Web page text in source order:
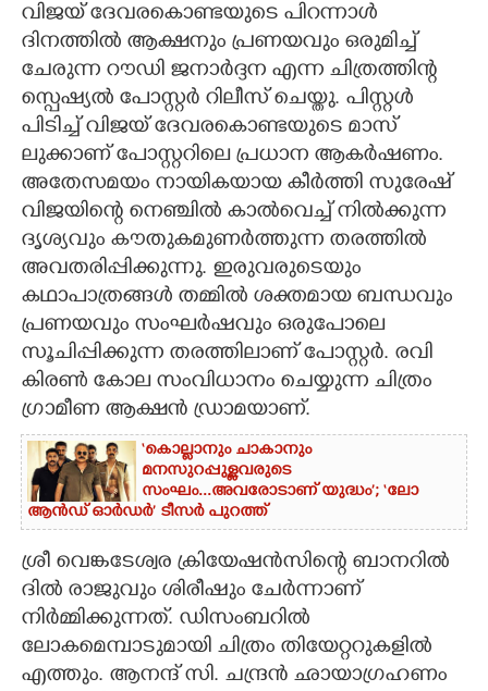
CARTOONS
LITERATURE
ZOOM
CONTACT US
വിജയ് ദേവരകൊണ്ടയുടെ പിറന്നാൾ
ദിനത്തിൽ ആക്ഷനും പ്രണയവും ഒരുമിച്ച്
ചേരുന്ന റൗഡി ജനാർദ്ദന എന്ന ചിത്രത്തിന്റ
സ്പെഷ്യൽ പോസ്റ്റർ റിലീസ് ചെയ്തു. പിസ്റ്റൾ
പിടിച്ച് വിജയ് ദേവരകൊണ്ടയുടെ മാസ്
ലുക്കാണ് പോസ്റ്ററിലെ പ്രധാന ആകർഷണം.
അതേസമയം നായികയായ കീർത്തി സുരേഷ്
വിജയിന്റെ നെഞ്ചിൽ കാൽവെച്ച് നിൽക്കുന്ന
ദൃശ്യവും കൗതുകമുണർത്തുന്ന തരത്തിൽ
അവതരിപ്പിക്കുന്നു. ഇരുവരുടെയും
കഥാപാത്രങ്ങൾ തമ്മിൽ ശക്തമായ ബന്ധവും
പ്രണയവും സംഘർഷവും ഒരുപോലെ
സൂചിപ്പിക്കുന്ന തരത്തിലാണ് പോസ്റ്റർ. രവി
കിരൺ കോല സംവിധാനം ചെയ്യുന്ന ചിത്രം
ഗ്രാമീണ ആക്ഷൻ ഡ്രാമയാണ്.
‘കൊല്ലാനും ചാകാനും
മനസുറപ്പുള്ളവരുടെ
സംഘം...അവരോടാണ് യുദ്ധം’; ‘ലോ
ആൻഡ് ഓർഡർ’ ടീസർ പുറത്ത്
ശ്രീ വെങ്കടേശ്വര ക്രിയേഷൻസിന്റെ ബാനറിൽ
ദിൽ രാജുവും ശിരീഷും ചേർന്നാണ്
നിർമ്മിക്കുന്നത്. ഡിസംബറിൽ
ലോകമെമ്പാടുമായി ചിത്രം തിയേറ്ററുകളിൽ
എത്തും. ആനന്ദ് സി. ചന്ദ്രൻ ഛായാഗ്രഹണം